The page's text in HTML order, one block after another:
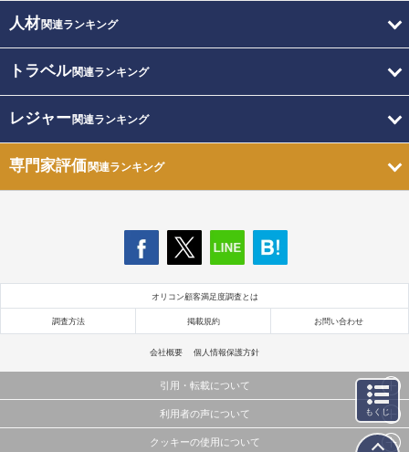
人材関連ランキング
トラベル関連ランキング
レジャー関連ランキング
専門家評価関連ランキング
オリコン顧客満足度調査とは
調査方法 掲載規約 お問い合わせ
会社概要 個人情報保護方針
引用・転載について
当サイトで公開されている情報（文字、写真、イラスト、画像データ等）及びこれらの配置・
これらの情報を権利者の許可なく無断転載・複製などの二次利用を行うことは固く禁じており
利用者の声について
当サイトに掲載している内容はすべてサービスの利用者が提出された見解・感想です。
クッキーの使用について
もくじ